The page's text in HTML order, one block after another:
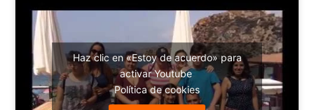
Haz clic en «Estoy de acuerdo» para
activar Youtube
Política de cookies